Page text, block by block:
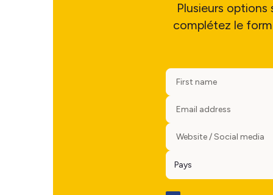
Plusieurs
complétez le